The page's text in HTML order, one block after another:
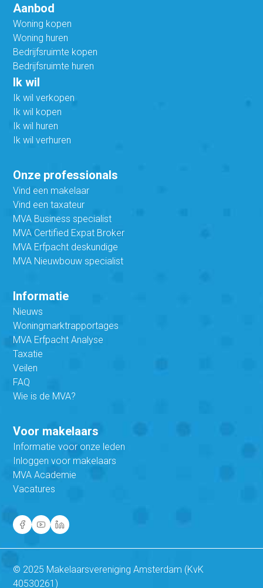
Aanbod
Woning kopen
Woning huren
Bedrijfsruimte kopen
Bedrijfsruimte huren
Ik wil
Ik wil verkopen
Ik wil kopen
Ik wil huren
Ik wil verhuren
Onze professionals
Vind een makelaar
Vind een taxateur
MVA Business specialist
MVA Certified Expat Broker
MVA Erfpacht deskundige
MVA Nieuwbouw specialist
Informatie
Nieuws
Woningmarktrapportages
MVA Erfpacht Analyse
Taxatie
Veilen
FAQ
Wie is de MVA?
Voor makelaars
Informatie voor onze leden
Inloggen voor makelaars
MVA Academie
Vacatures
© 2025 Makelaarsvereniging Amsterdam (KvK
40530261)